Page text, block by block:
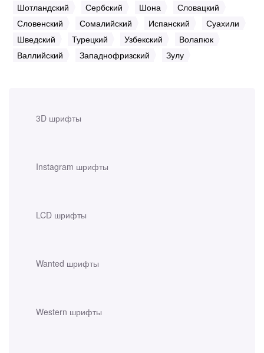
3D шрифты
Instagram шрифты
LCD шрифты
Wanted шрифты
Western шрифты
Шотландский
Сербский Шона
Словацкий
Словенский
Сомалийский Испанский
Суахили
Шведский
Турецкий Узбекский
Волапюк
Валлийский
Западнофризский Зулу